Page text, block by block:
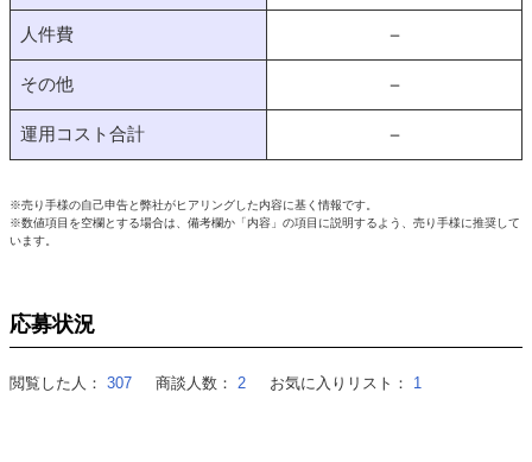
人件費 －
その他 －
運用コスト合計 －
※売り手様の自己申告と弊社がヒアリングした内容に基く情報です。
※数値項目を空欄とする場合は、備考欄か「内容」の項目に説明するよう、売り手様に推奨して
います。
応募状況
閲覧した人： 307 商談人数： 2 お気に入りリスト： 1